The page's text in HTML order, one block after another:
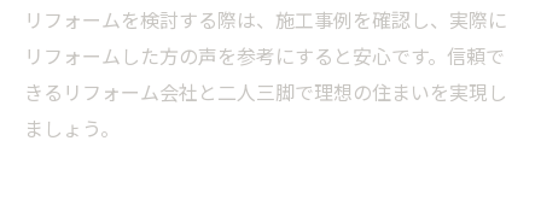
リフォームを検討する際は、施工事例を確認し、実際に
リフォームした方の声を参考にすると安心です。信頼で
きるリフォーム会社と二人三脚で理想の住まいを実現し
ましょう。